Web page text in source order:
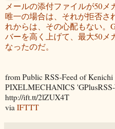
メールの添付ファイルが50
唯一の場合は、それが拒否さ
れからは、その心配もない。
バーを高く上げて、最大50メ
なったのだ。
from Public RSS-Feed of
PIXELMECHANICS
http://ift.tt/2lZUX4T
via IFTTT